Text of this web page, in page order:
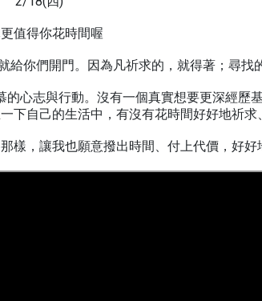
值得你花時間喔
你們開門。因為凡祈求的，就得著；尋找
心志與行動。沒有一個真實想要更深經歷
下自己的生活中，有沒有花時間好好地祈求
，讓我也願意撥出時間、付上代價，好好